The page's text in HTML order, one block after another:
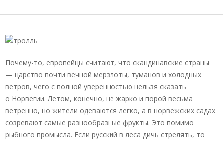
Почему-то, европейцы считают, что скандинавские страны
— царство почти вечной мерзлоты, туманов и холодных
ветров, чего с полной уверенностью нельзя сказать
о Норвегии. Летом, конечно, не жарко и порой весьма
ветренно, но жители одеваются легко, а в норвежских садах
созревают самые разнообразные фрукты. Это помимо
рыбного промысла. Если русский в леса дичь стрелять, то